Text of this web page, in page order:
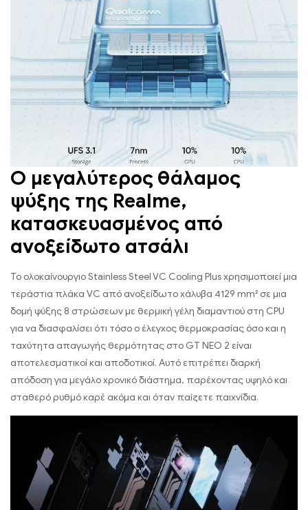
Ο μεγαλύτερος θάλαμος
ψύξης της Realme,
κατασκευασμένος από
ανοξείδωτο ατσάλι
Το ολοκαίνουργιο Stainless Steel VC Cooling Plus χρησιμοποιεί μια
τεράστια πλάκα VC από ανοξείδωτο χάλυβα 4129 mm² σε μια
δομή ψύξης 8 στρώσεων με θερμική γέλη διαμαντιού στη CPU
για να διασφαλίσει ότι τόσο ο έλεγχος θερμοκρασίας όσο και η
ταχύτητα απαγωγής θερμότητας στο GT NEO 2 είναι
αποτελεσματικοί και αποδοτικοί. Αυτό επιτρέπει διαρκή
απόδοση για μεγάλο χρονικό διάστημα, παρέχοντας υψηλό και
σταθερό ρυθμό καρέ ακόμα και όταν παίζετε παιχνίδια.